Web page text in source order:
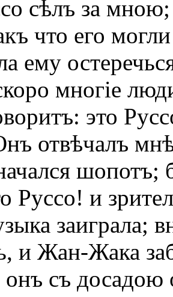
сѣлъ за
что его
ему
многіе
это
отвѣчалъ
шопотъ;
Руссо! и
заиграла;
и Жан-Жака
съ досадою